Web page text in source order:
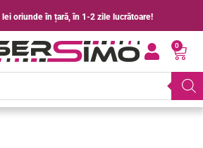
lei oriunde în țară, în 1-2 zile lucrătoare!
0
Cart